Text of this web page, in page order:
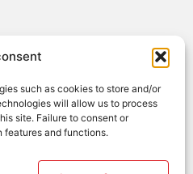
such as cookies to store and/or
will allow us to process
site. Failure to consent or
and functions.
Sign up